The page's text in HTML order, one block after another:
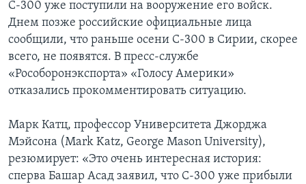
С-300 уже поступили на вооружение его войск.
Днем позже российские официальные лица
сообщили, что раньше осени С-300 в Сирии, скорее
всего, не появятся. В пресс-службе
«Рособоронэкспорта» «Голосу Америки»
отказались прокомментировать ситуацию.
Марк Катц, профессор Университета Джорджа
Мэйсона (Mark Katz, George Mason University),
резюмирует: «Это очень интересная история:
сперва Башар Асад заявил, что С-300 уже прибыли